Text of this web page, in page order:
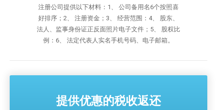
注册公司提供以下材料：1、 公司备用名6个按照喜
好排序；2、 注册资金；3、 经营范围：4、 股东、
法人、监事身份证正反面照片电子文件；5、 股权比
例：6、 法定代表人实名手机号码、电子邮箱。
提供优惠的税收返还